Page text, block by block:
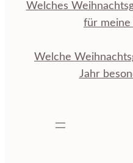
Welches
für meine
Welche
Jahr